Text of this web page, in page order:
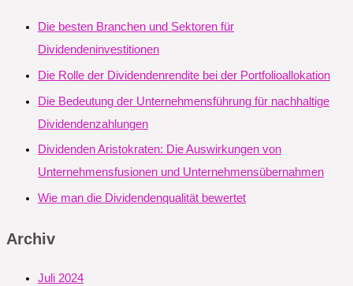
Die besten Branchen und Sektoren für
Dividendeninvestitionen
Die Rolle der Dividendenrendite bei der Portfolioallokation
Die Bedeutung der Unternehmensführung für nachhaltige
Dividendenzahlungen
Dividenden Aristokraten: Die Auswirkungen von
Unternehmensfusionen und Unternehmensübernahmen
Wie man die Dividendenqualität bewertet
Archiv
Juli 2024